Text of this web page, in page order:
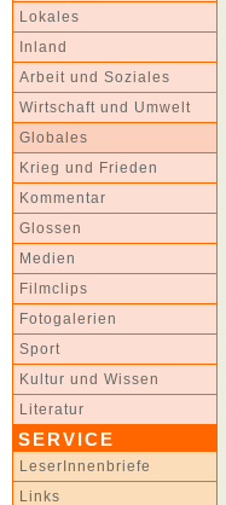
Lokales
Inland
Arbeit und Soziales
Wirtschaft und Umwelt
Globales
Krieg und Frieden
Kommentar
Glossen
Medien
Filmclips
Fotogalerien
Sport
Kultur und Wissen
Literatur
SERVICE
LeserInnenbriefe
Links